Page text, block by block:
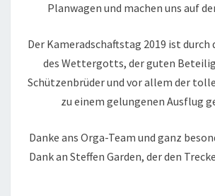
Planwagen und machen uns auf
Der Kameradschaftstag 2019 ist durch
des Wettergotts, der guten
Schützenbrüder und vor allem der
zu einem gelungenen Ausflug
Danke ans Orga-Team und ganz
Dank an Steffen Garden, der den